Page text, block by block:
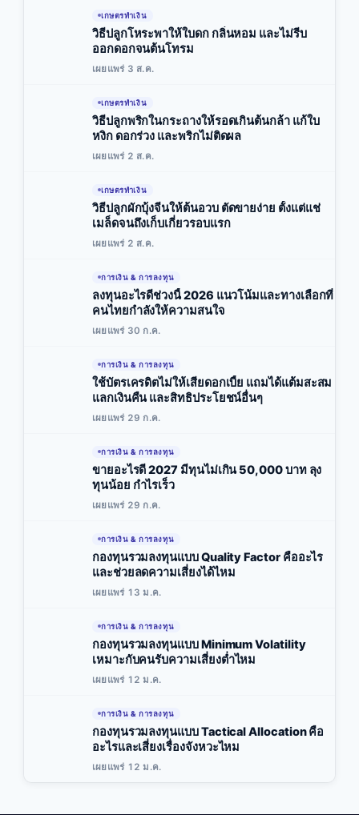
เกษตรทำเงิน
วิธีปลูกโหระพาให้ใบดก กลิ่นหอม และไม่รีบ
ออกดอกจนต้นโทรม
เผยแพร่ 3 ส.ค.
เกษตรทำเงิน
วิธีปลูกพริกในกระถางให้รอดเกินต้นกล้า แก้ใบ
หงิก ดอกร่วง และพริกไม่ติดผล
เผยแพร่ 2 ส.ค.
เกษตรทำเงิน
วิธีปลูกผักบุ้งจีนให้ต้นอวบ ตัดขายง่าย ตั้งแต่แช่
เมล็ดจนถึงเก็บเกี่ยวรอบแรก
เผยแพร่ 2 ส.ค.
การเงิน & การลงทุน
ลงทุนอะไรดีช่วงนี้ 2026 แนวโน้มและทางเลือกที่
คนไทยกำลังให้ความสนใจ
เผยแพร่ 30 ก.ค.
การเงิน & การลงทุน
ใช้บัตรเครดิตไม่ให้เสียดอกเบี้ย แถมได้แต้มสะสม
แลกเงินคืน และสิทธิประโยชน์อื่นๆ
เผยแพร่ 29 ก.ค.
การเงิน & การลงทุน
ขายอะไรดี 2027 มีทุนไม่เกิน 50,000 บาท ลุง
ทุนน้อย กำไรเร็ว
เผยแพร่ 29 ก.ค.
การเงิน & การลงทุน
กองทุนรวมลงทุนแบบ Quality Factor คืออะไร
และช่วยลดความเสี่ยงได้ไหม
เผยแพร่ 13 ม.ค.
การเงิน & การลงทุน
กองทุนรวมลงทุนแบบ Minimum Volatility
เหมาะกับคนรับความเสี่ยงต่ำไหม
เผยแพร่ 12 ม.ค.
การเงิน & การลงทุน
กองทุนรวมลงทุนแบบ Tactical Allocation คือ
อะไรและเสี่ยงเรื่องจังหวะไหม
เผยแพร่ 12 ม.ค.